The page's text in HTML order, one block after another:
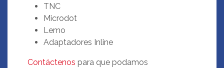
TNC
Microdot
Lemo
Adaptadores Inline
Contáctenos para que podamos